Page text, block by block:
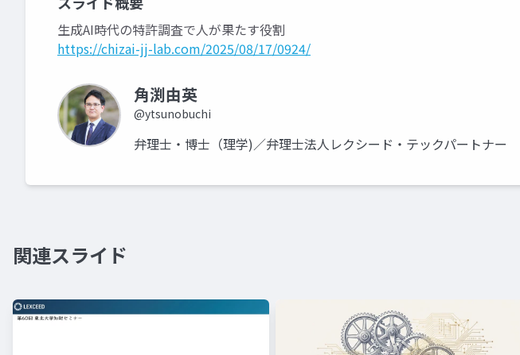
生成AI時代の特許調査で人が果たす役割
https://chizai-jj-lab.com/2025/08/17/0924/
角渕由英
@ytsunobuchi
弁理士・博士（理学)／弁理士法人レクシード・テックパートナー
関連スライド